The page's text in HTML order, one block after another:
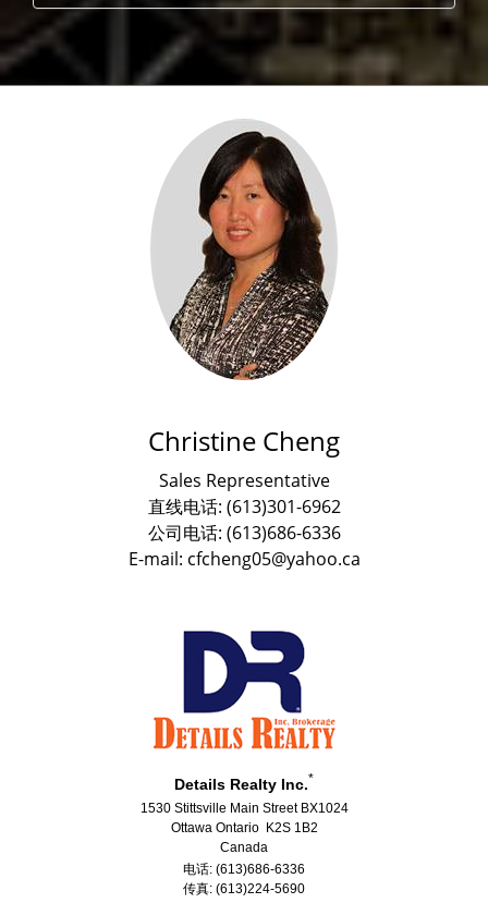
Christine Cheng
Sales Representative
直线电话: (613)301-6962
公司电话: (613)686-6336
E-mail: cfcheng05@yahoo.ca
Details Realty Inc.*
1530 Stittsville Main Street BX1024
Ottawa Ontario K2S 1B2
Canada
电话: (613)686-6336
传真: (613)224-5690